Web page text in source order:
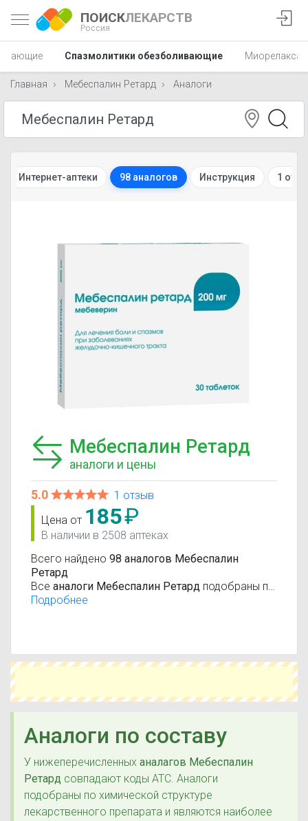
ПОИСКЛЕКАРСТВ
Россия
Спазмолитики обезболивающие
Главная Мебеспалин Ретард Аналоги
Интернет-аптеки 98 аналогов Инструкция 1
Мебеспалин Ретард
аналоги и цены
5.0
1 отзыв
Цена от 185₽
В наличии в 2508 аптеках
Всего найдено 98 аналогов Мебеспалин
Ретард
Все аналоги Мебеспалин Ретард подобраны по
международной системе классификации
Подробнее
Аналоги по составу
У нижеперечисленных аналагов Мебеспалин
Ретард совпадают коды ATC. Аналоги
подобраны по химической структуре
лекарственного препарата и являются наиболее